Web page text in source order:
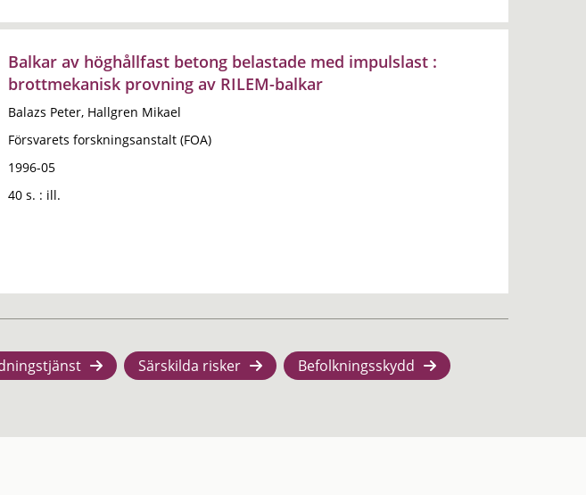
Balkar av höghållfast betong belastade med impulslast :
brottmekanisk provning av RILEM-balkar
Balazs Peter, Hallgren Mikael
Försvarets forskningsanstalt (FOA)
1996-05
40 s. : ill.
Särskilda risker Befolkningsskydd